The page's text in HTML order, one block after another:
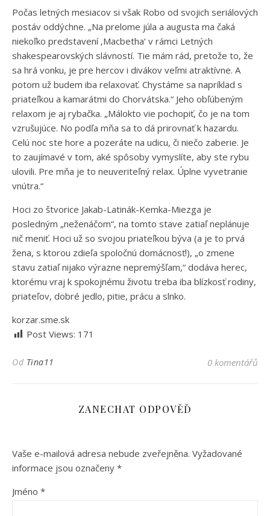
Počas letných mesiacov si však Robo od svojich seriálových
postáv oddýchne. „Na prelome júla a augusta ma čaká
niekoľko predstavení ‚Macbetha‘ v rámci Letných
shakespearovských slávností. Tie mám rád, pretože to, že
sa hrá vonku, je pre hercov i divákov veľmi atraktívne. A
potom už budem iba relaxovať. Chystáme sa napríklad s
priateľkou a kamarátmi do Chorvátska.“ Jeho obľúbeným
relaxom je aj rybačka. „Málokto vie pochopiť, čo je na tom
vzrušujúce. No podľa mňa sa to dá prirovnať k hazardu.
Celú noc ste hore a pozeráte na udicu, či niečo zaberie. Je
to zaujímavé v tom, aké spôsoby vymyslíte, aby ste rybu
ulovili. Pre mňa je to neuveriteľný relax. Úplne vyvetranie
vnútra.“
Hoci zo štvorice Jakab-Latinák-Kemka-Miezga je
posledným „neženáčom“, na tomto stave zatiaľ neplánuje
nič meniť. Hoci už so svojou priateľkou býva (a je to prvá
žena, s ktorou zdieľa spoločnú domácnosť!), „o zmene
stavu zatiaľ nijako výrazne nepremýšľam,“ dodáva herec,
ktorému vraj k spokojnému životu treba iba blízkosť rodiny,
priateľov, dobré jedlo, pitie, prácu a slnko.
korzar.sme.sk
Post Views: 171
Od Tina11 0 komentářů
ZANECHAT ODPOVĚĎ
Vaše e-mailová adresa nebude zveřejněna. Vyžadované
informace jsou označeny *
Jméno *